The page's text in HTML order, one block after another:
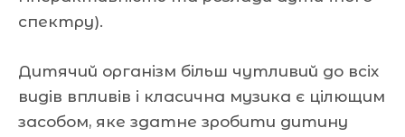
спектру).
Дитячий організм більш чутливий до всіх
видів впливів і класична музика є цілющим
засобом, яке здатне зробити дитину